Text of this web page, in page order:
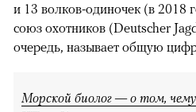
и 13 волков-одиночек (в
союз охотников (Deutscher
очередь, называет общую
Морской биолог — о том,